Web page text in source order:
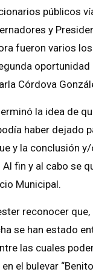
públicos
y
fueron varios
oportunidad
Córdova
la idea de
haber dejado
y la conclusión
fin y al cabo se
Municipal.
reconocer que,
se han estado
las cuales
el bulevar